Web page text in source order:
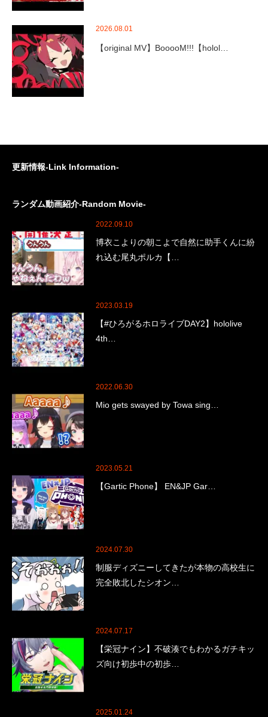
2026.08.01
【original MV】BooooM!!!【holol…
更新情報-Link Information-
ランダム動画紹介-Random Movie-
2022.09.10
博衣こよりの朝こよで自然に助手くんに紛
れ込む尾丸ポルカ【…
2023.03.19
【#ひろがるホロライブDAY2】hololive
4th…
2022.06.30
Mio gets swayed by Towa sing…
2023.05.21
【Gartic Phone】 EN&JP Gar…
2024.07.30
制服ディズニーしてきたが本物の高校生に
完全敗北したシオン…
2024.07.17
【栄冠ナイン】不破湊でもわかるガチキッ
ズ向け初歩中の初歩…
2025.01.24